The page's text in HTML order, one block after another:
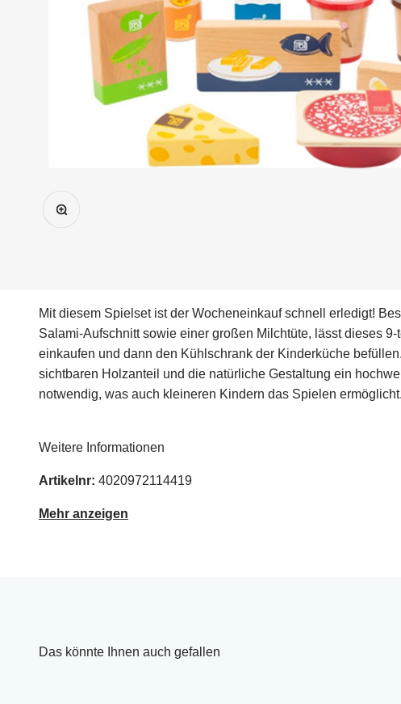
Bild vergrößern
Mit diesem Spielset ist der Wocheneinkauf schnell erledigt!
Salami-Aufschnitt sowie einer großen Milchtüte, lässt dieses
einkaufen und dann den Kühlschrank der Kinderküche
sichtbaren Holzanteil und die natürliche Gestaltung ein
notwendig, was auch kleineren Kindern das Spielen ermöglicht.
Weitere Informationen
Artikelnr: 4020972114419
Mehr anzeigen
Das könnte Ihnen auch gefallen